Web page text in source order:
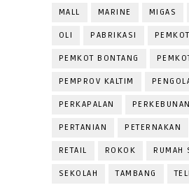
MALL MARINE MIGAS
OLI PABRIKASI
PEMKOT BONTANG
PEMPROV KALTIM
PERKAPALAN
PERTANIAN PETERNAKAN
RETAIL ROKOK RUMAH
SEKOLAH TAMBANG